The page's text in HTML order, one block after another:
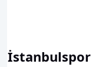
İstanbulspor